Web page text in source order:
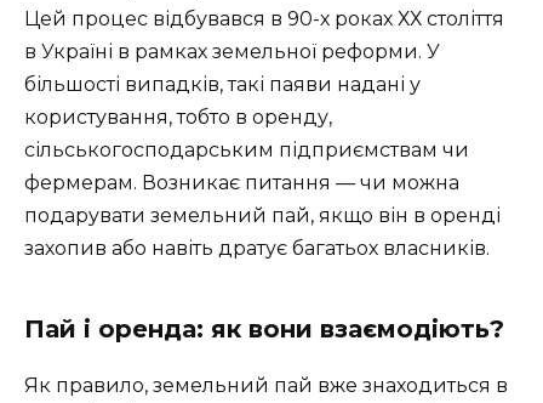
Цей процес відбувався в 90-х роках ХХ століття
в Україні в рамках земельної реформи. У
більшості випадків, такі паяви надані у
користування, тобто в оренду,
сільськогосподарським підприємствам чи
фермерам. Возникає питання — чи можна
подарувати земельний пай, якщо він в оренді
захопив або навіть дратує багатьох власників.
Пай і оренда: як вони взаємодіють?
Як правило, земельний пай вже знаходиться в